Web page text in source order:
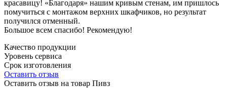
красавицу! «Благодаря» нашим кривым стенам, им пришлось
помучиться с монтажом верхних шкафчиков, но результат
получился отменный.
Большое всем спасибо! Рекомендую!
Качество продукции
Уровень сервиса
Срок изготовления
Оставить отзыв
Оставить отзыв на товар Пивз